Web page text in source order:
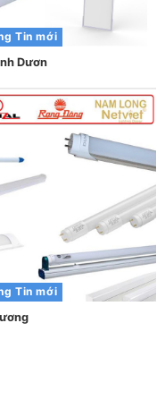
Tin mới
Dươn
Tin mới